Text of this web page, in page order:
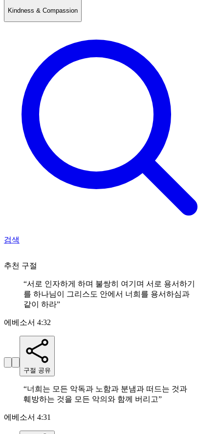
Kindness & Compassion
검색
추천 구절
“서로 인자하게 하며 불쌍히 여기며 서로 용서하기
를 하나님이 그리스도 안에서 너희를 용서하심과
같이 하라”
에베소서 4:32
구절 공유
“너희는 모든 악독과 노함과 분냄과 떠드는 것과
훼방하는 것을 모든 악의와 함께 버리고”
에베소서 4:31